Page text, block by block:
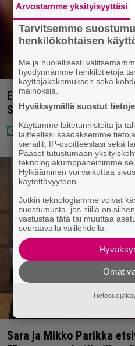
Eurojackpotissa poksahti
Suomen isoin voitto meni
Sara ja Mikko Parikka
Arvostamme yksityisyyttäsi
Tarvitsemme
henkilökohtaisen
Me ja huolellisesti
hyödynnämme henkilötietoja
käyttäjäkokemuksen sekä
mainoksia.
Hyväksymällä suostut
Käytämme laitetunnisteita ja
laitteellesi saadaksemme
vierailit, IP-osoitteestasi sekä
Pääset tutustumaan
teknologiakumppaneihimme
Hylkääminen voi vaikuttaa
käytettävyyteen.
Jotkin teknologiamme voivat
suostumusta, jos niillä on
vastustaa tätä tai muuttaa
seuraavalla välilehdellä.
Omat